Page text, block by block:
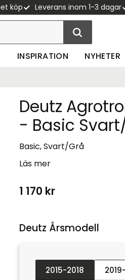
köp Leverans inom 1-3 dagar
INSPIRATION NYHETER
Deutz
- Basic
Basic, Svart/Grå
Läs mer
1 170 kr
Deutz Årsmodell :
2015-2018 2019-